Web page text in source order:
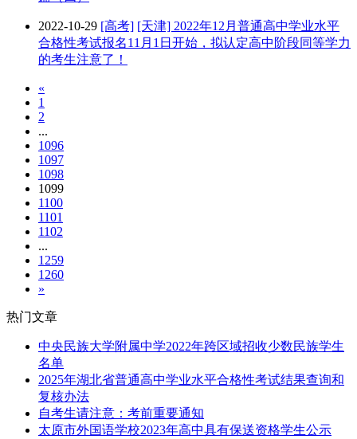
2022-10-29 [高考] [天津] 2022年12月普通高中学业水平
合格性考试报名11月1日开始，拟认定高中阶段同等学力
的考生注意了！
«
1
2
...
1096
1097
1098
1099
1100
1101
1102
...
1259
1260
»
热门文章
中央民族大学附属中学2022年跨区域招收少数民族学生
名单
2025年湖北省普通高中学业水平合格性考试结果查询和
复核办法
自考生请注意：考前重要通知
太原市外国语学校2023年高中具有保送资格学生公示